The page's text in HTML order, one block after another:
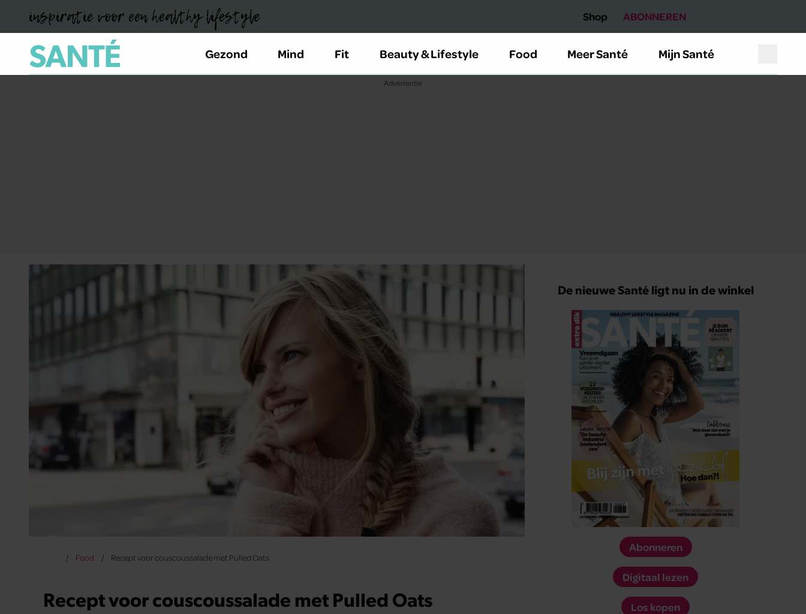
inspiratie voor een healthy lifestyle Shop ABONNEREN
Gezond Mind Fit Beauty & Lifestyle Food Meer Santé Mijn Santé
Food Recept voor couscoussalade met Pulled Oats
Recept voor couscoussalade met Pulled Oats
De nieuwe Santé ligt nu in de winkel
Abonneren
Digitaal lezen
Los kopen